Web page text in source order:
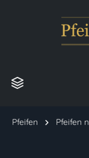
Pfeifen Pfeifen